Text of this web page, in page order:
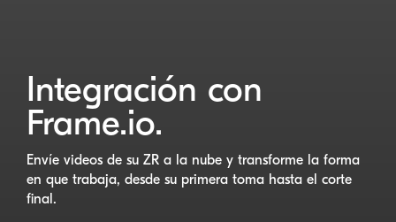
Integración con
Frame.io.
Envíe videos de su ZR a la nube y transforme la forma
en que trabaja, desde su primera toma hasta el corte
final.